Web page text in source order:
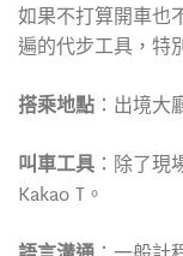
如果不打算開車也
遍的代步工具，特
搭乘地點 ：出境大
叫車工具 ：除了
Kakao T。